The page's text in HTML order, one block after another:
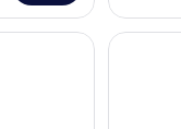
房
的
詳
| 高級寢具、迷你吧、客房內